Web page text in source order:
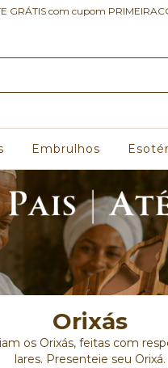
GRÁTIS com cupom
Embrulhos
Orixás
os Orixás, feitas com
lares. Presenteie seu Orixá.